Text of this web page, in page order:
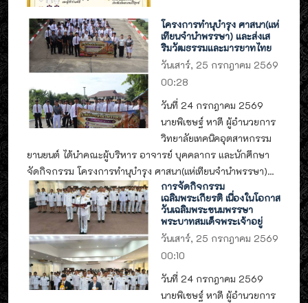
โครงการทำนุบำรุง ศาสนา(แห่
เทียนจำนำพรรษา) และส่งเส
ริมวัฒธรรมและมารยาทไทย
วันเสาร์, 25 กรกฎาคม 2569
00:28
วันที่ 24 กรกฎาคม 2569
นายพิเชษฐ์ หาดี ผู้อำนวยการ
วิทยาลัยเทคนิคอุตสาหกรรม
ยานยนต์ ได้นำคณะผู้บริหาร อาจารย์ บุคคลากร และนักศึกษา
จัดกิจกรรม โครงการทำนุบำรุง ศาสนา(แห่เทียนจำนำพรรษา)...
การจัดกิจกรรม
เฉลิมพระเกียรติ เนื่องในโอกาส
วันเฉลิมพระชนมพรรษา
พระบาทสมเด็จพระเจ้าอยู่
วันเสาร์, 25 กรกฎาคม 2569
00:10
วันที่ 24 กรกฎาคม 2569
นายพิเชษฐ์ หาดี ผู้อำนวยการ